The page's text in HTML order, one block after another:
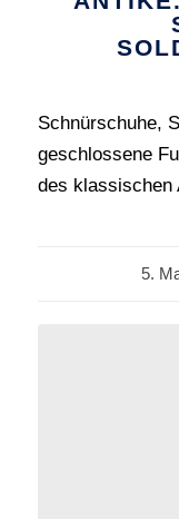
Schnürschuhe,
geschlossene
des klassischen
5. /